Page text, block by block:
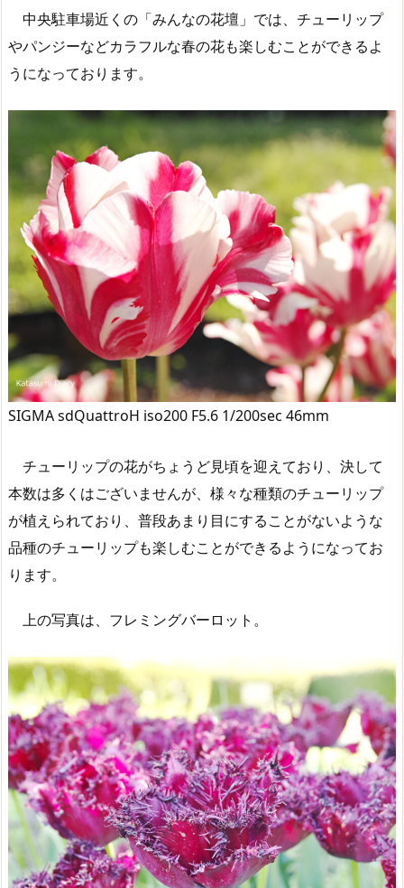
中央駐車場近くの「みんなの花壇」では、チューリップ
やパンジーなどカラフルな春の花も楽しむことができるよ
うになっております。
SIGMA sdQuattroH iso200 F5.6 1/200sec 46mm
チューリップの花がちょうど見頃を迎えており、決して
本数は多くはございませんが、様々な種類のチューリップ
が植えられており、普段あまり目にすることがないような
品種のチューリップも楽しむことができるようになってお
ります。
上の写真は、フレミングバーロット。